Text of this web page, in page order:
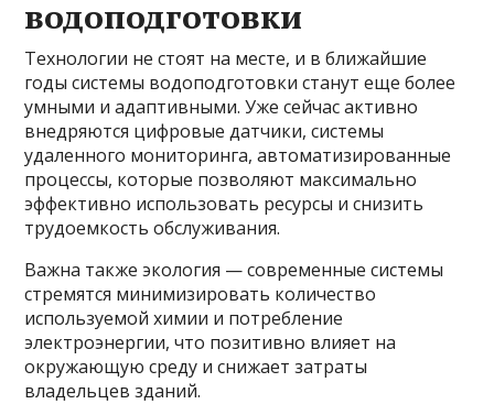
водоподготовки
Технологии не стоят на месте, и в ближайшие
годы системы водоподготовки станут еще более
умными и адаптивными. Уже сейчас активно
внедряются цифровые датчики, системы
удаленного мониторинга, автоматизированные
процессы, которые позволяют максимально
эффективно использовать ресурсы и снизить
трудоемкость обслуживания.
Важна также экология — современные системы
стремятся минимизировать количество
используемой химии и потребление
электроэнергии, что позитивно влияет на
окружающую среду и снижает затраты
владельцев зданий.